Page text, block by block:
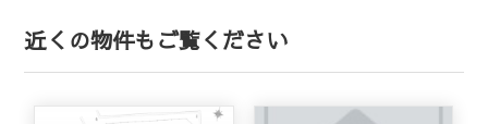
近くの物件もご覧ください